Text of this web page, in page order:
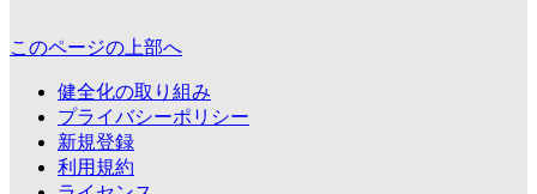
このページの上部へ
健全化の取り組み
プライバシーポリシー
新規登録
利用規約